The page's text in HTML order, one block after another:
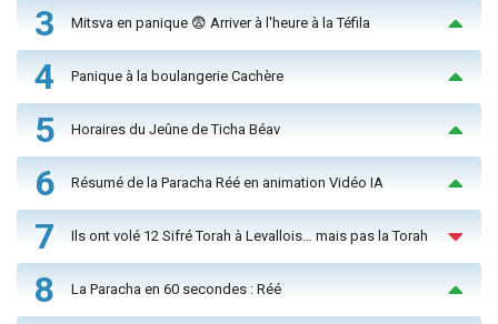
3 Mitsva en panique 😨 Arriver à l'heure à la Téfila
4 Panique à la boulangerie Cachère
5 Horaires du Jeûne de Ticha Béav
6 Résumé de la Paracha Réé en animation Vidéo IA
7 Ils ont volé 12 Sifré Torah à Levallois… mais pas la Torah
8 La Paracha en 60 secondes : Réé